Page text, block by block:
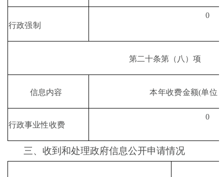
行政强制
0
第二十条第 （ 八 ）项
信息内容 本年收费金额(单位
行政事业性收费
0
三、收到和处理政府信息公开申请情况